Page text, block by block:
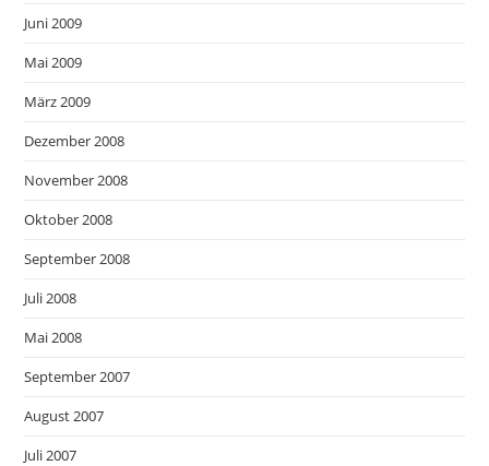
Juni 2009
Mai 2009
März 2009
Dezember 2008
November 2008
Oktober 2008
September 2008
Juli 2008
Mai 2008
September 2007
August 2007
Juli 2007